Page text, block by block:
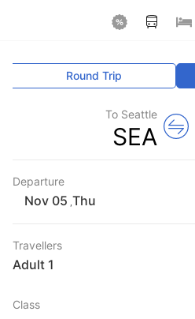
Round Trip
To Seattle
SEA
Departure
Thu
Travellers
1 Adult
Class